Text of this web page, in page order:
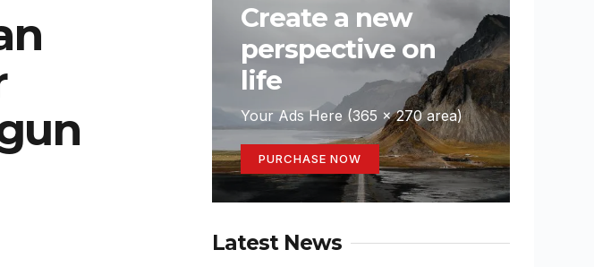
Create a new
perspective on
life
Your Ads Here (365 x 270 area)
PURCHASE NOW
Latest News